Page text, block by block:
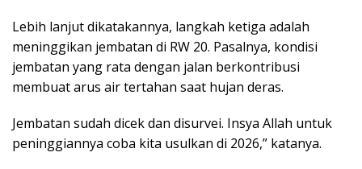
Lebih lanjut dikatakannya, langkah ketiga adalah
meninggikan jembatan di RW 20. Pasalnya, kondisi
jembatan yang rata dengan jalan berkontribusi
membuat arus air tertahan saat hujan deras.
Jembatan sudah dicek dan disurvei. Insya Allah untuk
peninggiannya coba kita usulkan di 2026,” katanya.